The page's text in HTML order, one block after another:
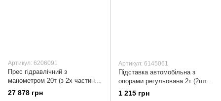
Артикул: 6206091
Прес гідравлічний з
манометром 20т (з 2х частин)
SIGMA (6206091)
27 878 грн
Артикул: 6145061
Підставка автомобільна з
опорами регульована 2т (2шт)
SIGMA (6145061)
1 215 грн